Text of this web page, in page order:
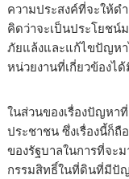
ความประสงค์ที่จะให้ด
คิดว่าจะเป็นประโยช
ภัยแล้งและแก้ไขปัญห
หน่วยงานที่เกี่ยวข้องไ
ในส่วนของเรื่องปัญหา
ประชาชน ซึ่งเรื่องนี้ก็
ของรัฐบาลในการที่จะ
กรรมสิทธิ์ในที่ดินที่มีปั